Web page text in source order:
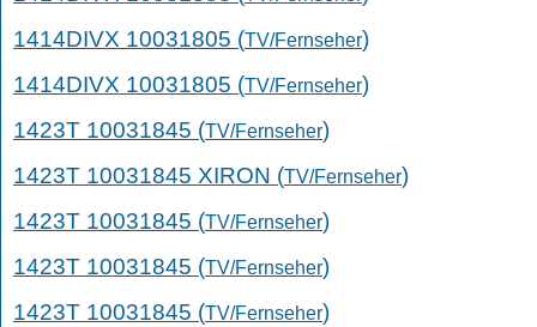
1414DIVX 10031805 (TV/Fernseher)
1414DIVX 10031805 (TV/Fernseher)
1423T 10031845 (TV/Fernseher)
1423T 10031845 XIRON (TV/Fernseher)
1423T 10031845 (TV/Fernseher)
1423T 10031845 (TV/Fernseher)
1423T 10031845 (TV/Fernseher)